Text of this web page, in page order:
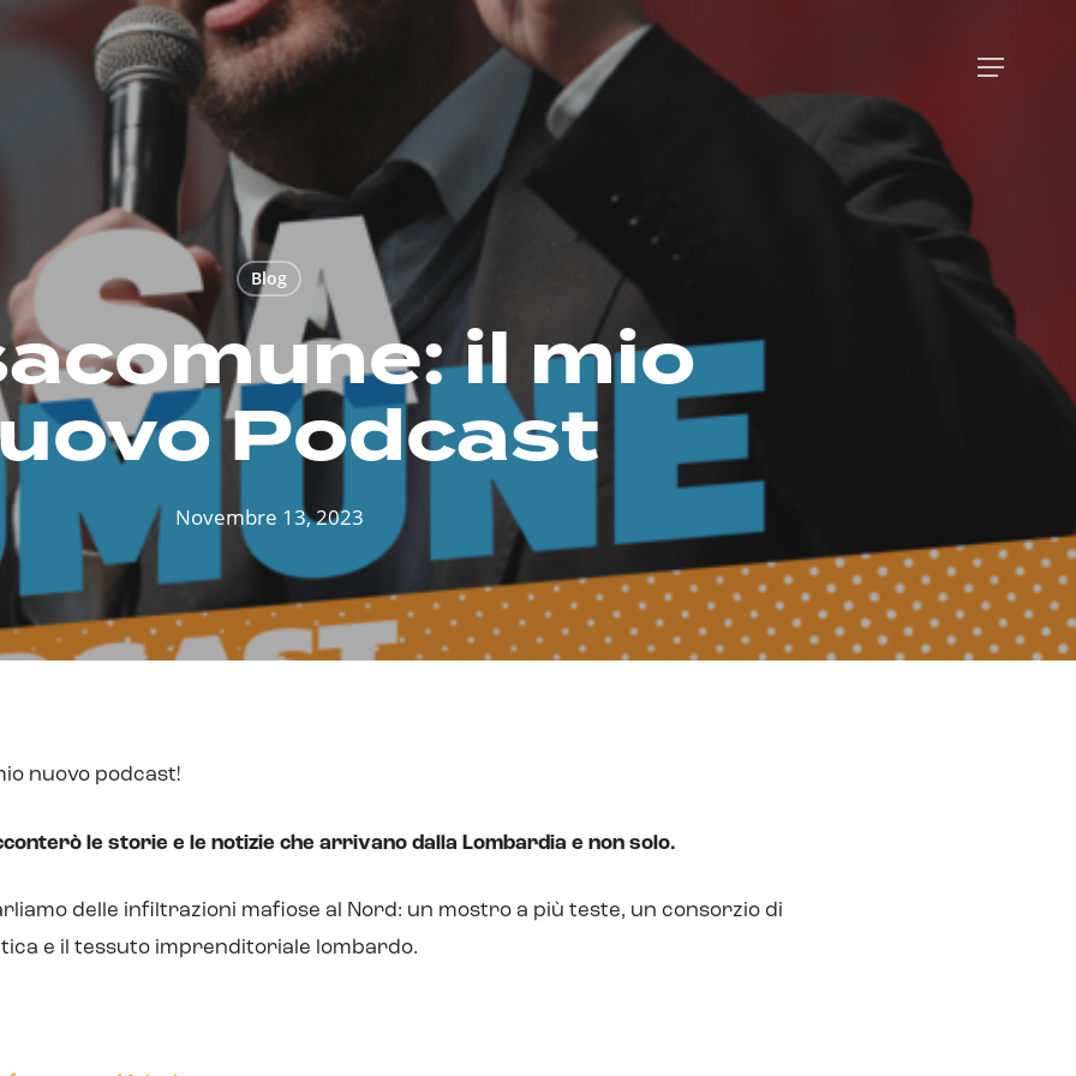
Menu
Blog
il mio
Podcast
Novembre 13, 2023
nuovo podcast!
le storie e le notizie che arrivano dalla Lombardia e non solo.
delle infiltrazioni mafiose al Nord: un mostro a più teste, un consorzio di
e il tessuto imprenditoriale lombardo.